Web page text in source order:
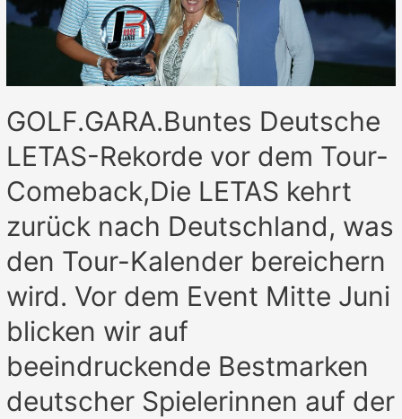
GOLF.GARA.Buntes Deutsche
LETAS-Rekorde vor dem Tour-
Comeback,Die LETAS kehrt
zurück nach Deutschland, was
den Tour-Kalender bereichern
wird. Vor dem Event Mitte Juni
blicken wir auf
beeindruckende Bestmarken
deutscher Spielerinnen auf der